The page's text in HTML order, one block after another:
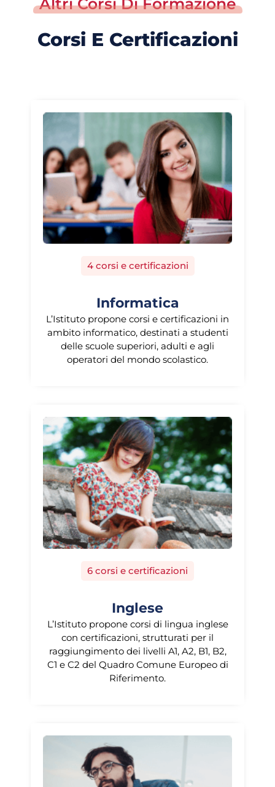
Altri Corsi Di Formazione
Corsi E Certificazioni
4 corsi e certificazioni
Informatica
L’Istituto propone corsi e certificazioni in
ambito informatico, destinati a studenti
delle scuole superiori, adulti e agli
operatori del mondo scolastico.
6 corsi e certificazioni
Inglese
L’Istituto propone corsi di lingua inglese
con certificazioni, strutturati per il
raggiungimento dei livelli A1, A2, B1, B2,
C1 e C2 del Quadro Comune Europeo di
Riferimento.